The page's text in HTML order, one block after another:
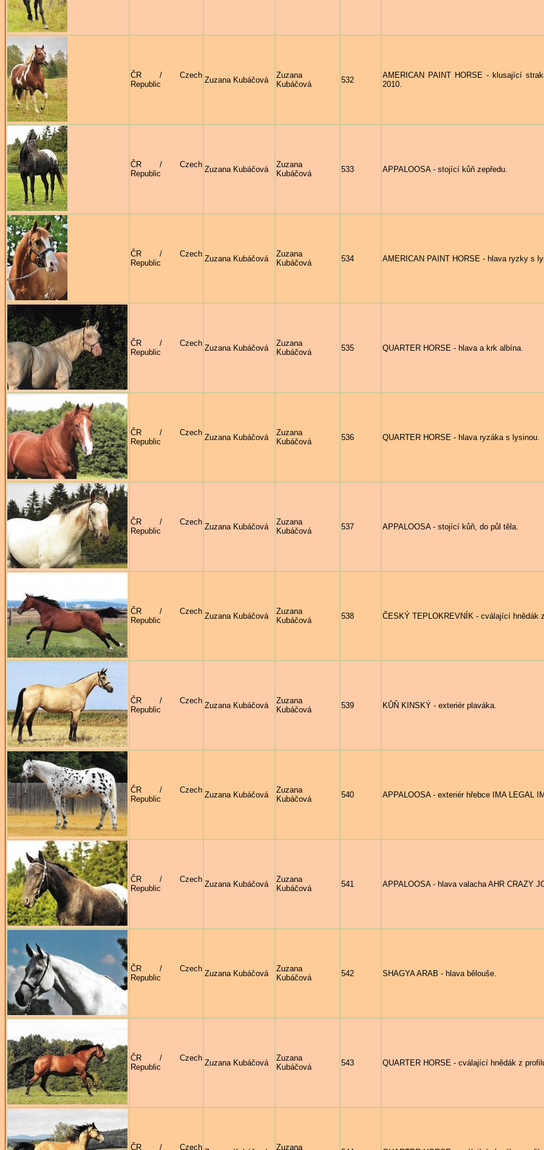
ČR / Czech
Republic
Zuzana Kubáčová
Zuzana
Kubáčová
532
AMERICAN PAINT HORSE - klusající
2010.
ČR / Czech
Republic
Zuzana Kubáčová
Zuzana
Kubáčová
533 APPALOOSA - stojící kůň zepředu.
ČR / Czech
Republic
Zuzana Kubáčová
Zuzana
Kubáčová
534 AMERICAN PAINT HORSE - hlava ryzky s
ČR / Czech
Republic
Zuzana Kubáčová
Zuzana
Kubáčová
535 QUARTER HORSE - hlava a krk albína.
ČR / Czech
Republic
Zuzana Kubáčová
Zuzana
Kubáčová
536 QUARTER HORSE - hlava ryzáka s lysinou.
ČR / Czech
Republic
Zuzana Kubáčová
Zuzana
Kubáčová
537 APPALOOSA - stojící kůň, do půl těla.
ČR / Czech
Republic
Zuzana Kubáčová
Zuzana
Kubáčová
538 ČESKÝ TEPLOKREVNÍK - cválající hnědák
ČR / Czech
Republic
Zuzana Kubáčová
Zuzana
Kubáčová
539 KŮŇ KINSKÝ - exteriér plaváka.
ČR / Czech
Republic
Zuzana Kubáčová
Zuzana
Kubáčová
540 APPALOOSA - exteriér hřebce IMA LEGAL
ČR / Czech
Republic
Zuzana Kubáčová
Zuzana
Kubáčová
541 APPALOOSA - hlava valacha AHR CRAZY
ČR / Czech
Republic
Zuzana Kubáčová
Zuzana
Kubáčová
542 SHAGYA ARAB - hlava bělouše.
ČR / Czech
Republic
Zuzana Kubáčová
Zuzana
Kubáčová
543 QUARTER HORSE - cválající hnědák z
ČR / Czech Zuzana